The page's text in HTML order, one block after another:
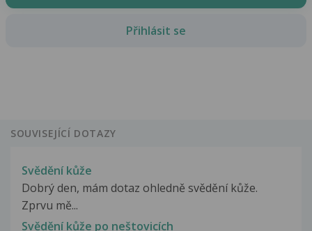
Přihlásit se
SOUVISEJÍCÍ DOTAZY
Svědění kůže
Dobrý den, mám dotaz ohledně svědění kůže.
Zprvu mě...
Svědění kůže po neštovicích